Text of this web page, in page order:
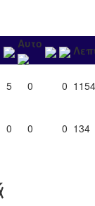
Αυτο
5 0 0 1154
0 0 0 134